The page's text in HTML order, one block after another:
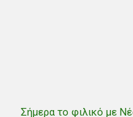
Σήμερα το φιλικό με